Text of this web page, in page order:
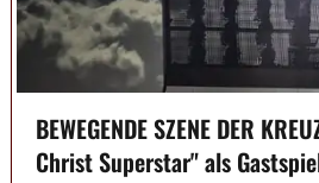
BEWEGENDE SZENE DER
Christ Superstar" als